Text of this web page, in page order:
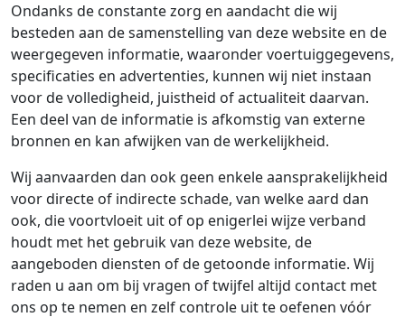
Ondanks de constante zorg en aandacht die wij
besteden aan de samenstelling van deze website en de
weergegeven informatie, waaronder voertuiggegevens,
specificaties en advertenties, kunnen wij niet instaan
voor de volledigheid, juistheid of actualiteit daarvan.
Een deel van de informatie is afkomstig van externe
bronnen en kan afwijken van de werkelijkheid.
Wij aanvaarden dan ook geen enkele aansprakelijkheid
voor directe of indirecte schade, van welke aard dan
ook, die voortvloeit uit of op enigerlei wijze verband
houdt met het gebruik van deze website, de
aangeboden diensten of de getoonde informatie. Wij
raden u aan om bij vragen of twijfel altijd contact met
ons op te nemen en zelf controle uit te oefenen vóór